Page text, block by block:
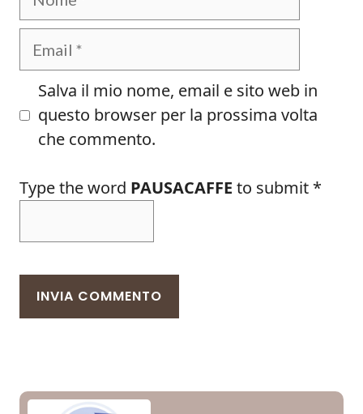
Email
Salva il mio nome, email e sito web in
questo browser per la prossima volta
che commento.
Type the word PAUSACAFFE to submit *